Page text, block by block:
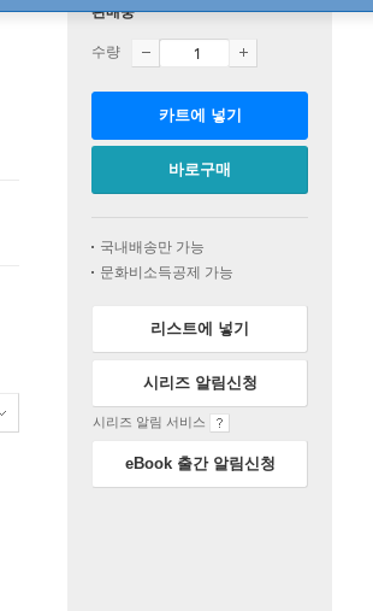
판매중
수량
카트에 넣기
바로구매
국내배송만 가능
문화비소득공제 가능
리스트에 넣기
시리즈 알림신청
시리즈 알림 서비스
eBook 출간 알림신청